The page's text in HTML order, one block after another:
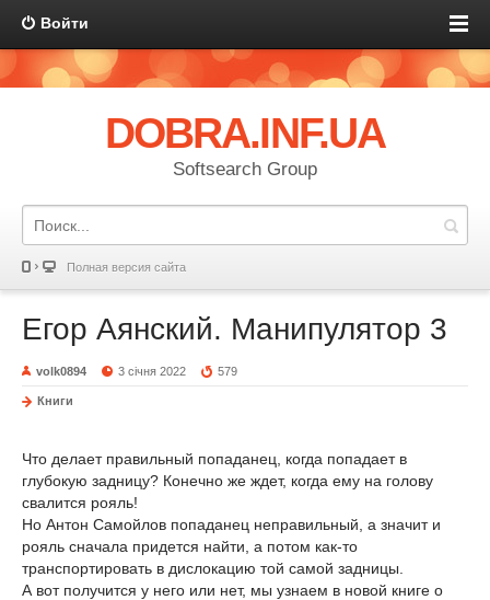
Войти
DOBRA.INF.UA
Softsearch Group
Полная версия сайта
Егор Аянский. Манипулятор 3
volk0894 3 січня 2022 579
Книги
Что делает правильный попаданец, когда попадает в
глубокую задницу? Конечно же ждет, когда ему на голову
свалится рояль!
Но Антон Самойлов попаданец неправильный, а значит и
рояль сначала придется найти, а потом как-то
транспортировать в дислокацию той самой задницы.
А вот получится у него или нет, мы узнаем в новой книге о